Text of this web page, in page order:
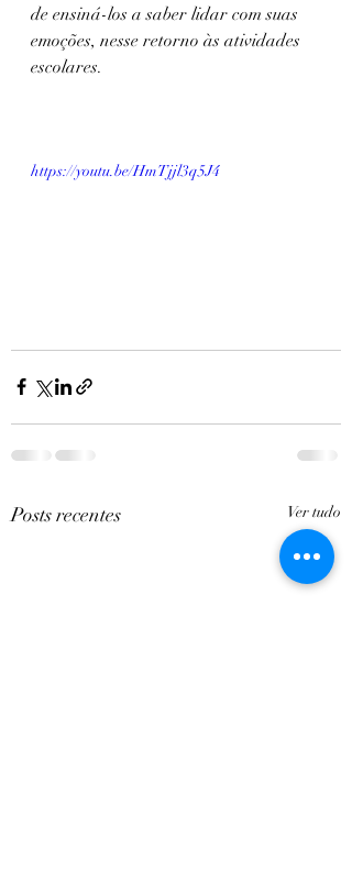
de ensiná-los a saber lidar com suas
emoções, nesse retorno às atividades
escolares.
https://youtu.be/HmTjjl3q5J4
Posts recentes Ver tudo